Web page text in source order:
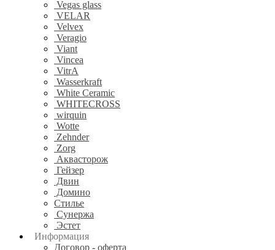
Vegas glass
VELAR
Velvex
Veragio
Viant
Vincea
VitrA
Wasserkraft
White Ceramic
WHITECROSS
wirquin
Wotte
Zehnder
Zorg
Аквасторож
Гейзер
Двин
Домино
Стилье
Сунержа
Эстет
Информация
Договор - оферта